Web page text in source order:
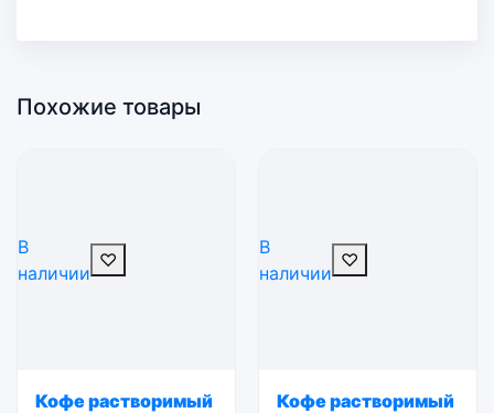
Похожие товары
В
наличии
♡
Кофе растворимый
В
наличии
♡
Кофе растворимый